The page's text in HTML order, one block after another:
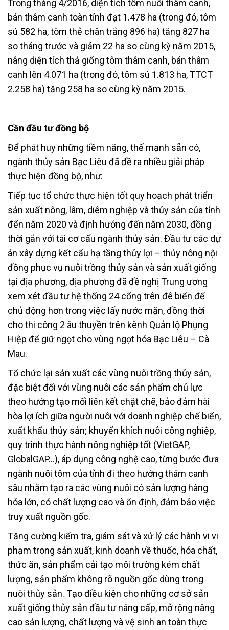
Trong tháng 4/2016, diện tích tôm nuôi thâm canh,
bán thâm canh toàn tỉnh đạt 1.478 ha (trong đó, tôm
sú 582 ha, tôm thẻ chân trắng 896 ha) tăng 827 ha
so tháng trước và giảm 22 ha so cùng kỳ năm 2015,
nâng diện tích thả giống tôm thâm canh, bán thâm
canh lên 4.071 ha (trong đó, tôm sú 1.813 ha, TTCT
2.258 ha) tăng 258 ha so cùng kỳ năm 2015.
Cần đầu tư đồng bộ
Để phát huy những tiềm năng, thế mạnh sẵn có,
ngành thủy sản Bạc Liêu đã đề ra nhiều giải pháp
thực hiện đồng bộ, như:
Tiếp tục tổ chức thực hiện tốt quy hoạch phát triển
sản xuất nông, lâm, diêm nghiệp và thủy sản của tỉnh
đến năm 2020 và định hướng đến năm 2030, đồng
thời gắn với tái cơ cấu ngành thủy sản. Đầu tư các dự
án xây dựng kết cấu hạ tầng thủy lợi – thủy nông nội
đồng phục vụ nuôi trồng thủy sản và sản xuất giống
tại địa phương, địa phương đã đề nghị Trung ương
xem xét đầu tư hệ thống 24 cống trên đê biển để
chủ động hơn trong việc lấy nước mặn, đồng thời
cho thi công 2 âu thuyền trên kênh Quản lộ Phụng
Hiệp để giữ ngọt cho vùng ngọt hóa Bạc Liêu – Cà
Mau.
Tổ chức lại sản xuất các vùng nuôi trồng thủy sản,
đặc biệt đối với vùng nuôi các sản phẩm chủ lực
theo hướng tạo mối liên kết chặt chẽ, bảo đảm hài
hòa lợi ích giữa người nuôi với doanh nghiệp chế biến,
xuất khẩu thủy sản; khuyến khích nuôi công nghiệp,
quy trình thực hành nông nghiệp tốt (VietGAP,
GlobalGAP…), áp dụng công nghệ cao, từng bước đưa
ngành nuôi tôm của tỉnh đi theo hướng thâm canh
sâu nhằm tạo ra các vùng nuôi có sản lượng hàng
hóa lớn, có chất lượng cao và ổn định, đảm bảo việc
truy xuất nguồn gốc.
Tăng cường kiểm tra, giám sát và xử lý các hành vi vi
phạm trong sản xuất, kinh doanh về thuốc, hóa chất,
thức ăn, sản phẩm cải tạo môi trường kém chất
lượng, sản phẩm không rõ nguồn gốc dùng trong
nuôi thủy sản. Tạo điều kiện cho những cơ sở sản
xuất giống thủy sản đầu tư nâng cấp, mở rộng nâng
cao sản lượng, chất lượng và vệ sinh an toàn thực